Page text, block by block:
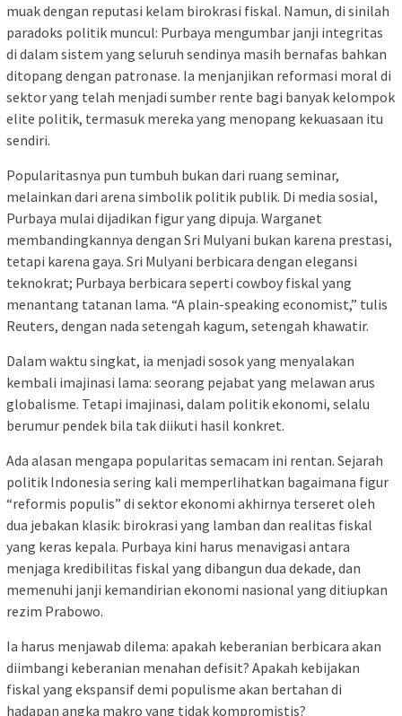
muak dengan reputasi kelam birokrasi fiskal. Namun, di sinilah
paradoks politik muncul: Purbaya mengumbar janji integritas
di dalam sistem yang seluruh sendinya masih bernafas bahkan
ditopang dengan patronase. Ia menjanjikan reformasi moral di
sektor yang telah menjadi sumber rente bagi banyak kelompok
elite politik, termasuk mereka yang menopang kekuasaan itu
sendiri.
Popularitasnya pun tumbuh bukan dari ruang seminar,
melainkan dari arena simbolik politik publik. Di media sosial,
Purbaya mulai dijadikan figur yang dipuja. Warganet
membandingkannya dengan Sri Mulyani bukan karena prestasi,
tetapi karena gaya. Sri Mulyani berbicara dengan elegansi
teknokrat; Purbaya berbicara seperti cowboy fiskal yang
menantang tatanan lama. “A plain-speaking economist,” tulis
Reuters, dengan nada setengah kagum, setengah khawatir.
Dalam waktu singkat, ia menjadi sosok yang menyalakan
kembali imajinasi lama: seorang pejabat yang melawan arus
globalisme. Tetapi imajinasi, dalam politik ekonomi, selalu
berumur pendek bila tak diikuti hasil konkret.
Ada alasan mengapa popularitas semacam ini rentan. Sejarah
politik Indonesia sering kali memperlihatkan bagaimana figur
“reformis populis” di sektor ekonomi akhirnya terseret oleh
dua jebakan klasik: birokrasi yang lamban dan realitas fiskal
yang keras kepala. Purbaya kini harus menavigasi antara
menjaga kredibilitas fiskal yang dibangun dua dekade, dan
memenuhi janji kemandirian ekonomi nasional yang ditiupkan
rezim Prabowo.
Ia harus menjawab dilema: apakah keberanian berbicara akan
diimbangi keberanian menahan defisit? Apakah kebijakan
fiskal yang ekspansif demi populisme akan bertahan di
hadapan angka makro yang tidak kompromistis?